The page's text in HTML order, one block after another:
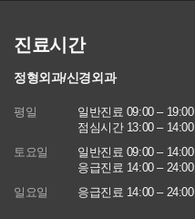
진료시간
정형외과/신경외과
평일
일반진료 09:00 – 19:00
점심시간 13:00 – 14:00
토요일
일반진료 09:00 – 14:00
응급진료 14:00 – 24:00
일요일
응급진료 14:00 – 24:00